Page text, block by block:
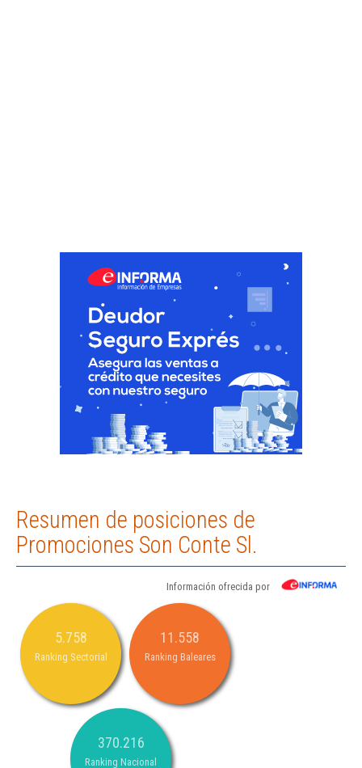
Resumen de posiciones de
Promociones Son Conte Sl.
Información ofrecida por
5.758
Ranking Sectorial
11.558
Ranking Baleares
370.216
Ranking Nacional